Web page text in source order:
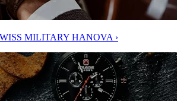
MILITARY HANOVA ›